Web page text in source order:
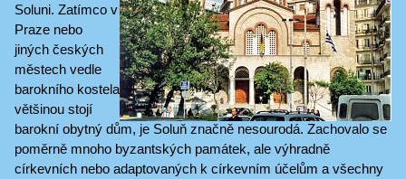
Soluni. Zatímco v
Praze nebo
jiných českých
městech vedle
barokního kostela
většinou stojí
barokní obytný dům, je Soluň značně nesourodá. Zachovalo se
poměrně mnoho byzantských památek, ale výhradně
církevních nebo adaptovaných k církevním účelům a všechny